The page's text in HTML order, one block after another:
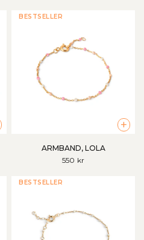
BESTSELLER
+
ARMBAND, LOLA
550 kr
BESTSELLER